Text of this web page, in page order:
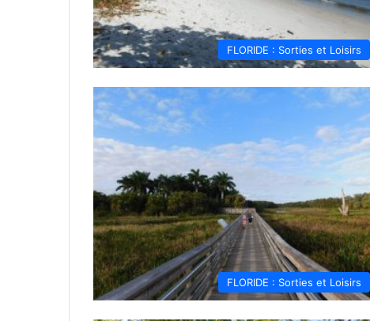
FLORIDE : Sorties et Loisirs
FLORIDE : Sorties et Loisirs